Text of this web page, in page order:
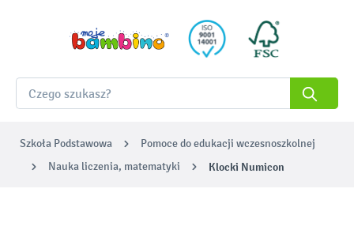
Szkoła Podstawowa
Pomoce do edukacji wczesnoszkolnej
Nauka liczenia, matematyki
Klocki Numicon